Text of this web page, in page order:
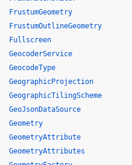
FrustumGeometry
FrustumOutlineGeometry
Fullscreen
GeocoderService
GeocodeType
GeographicProjection
GeographicTilingScheme
GeoJsonDataSource
Geometry
GeometryAttribute
GeometryAttributes